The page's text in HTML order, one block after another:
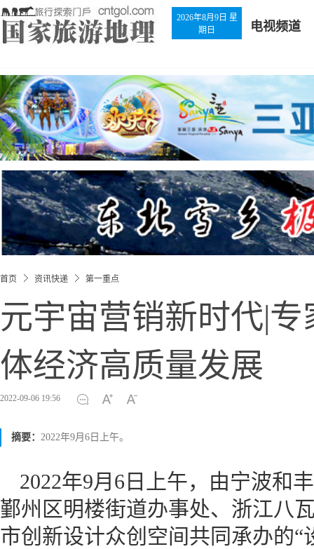
2026年8月9日 星
期日
电视频道
首页 资讯快递 第一重点
元宇宙营销新时代|
体经济高质量发展
2022-09-06 19:56
摘要： 2022年9月6日上午。
2022年9月6日上午，由宁波和
鄞州区明楼街道办事处、浙江八
市创新设计众创空间共同承办的